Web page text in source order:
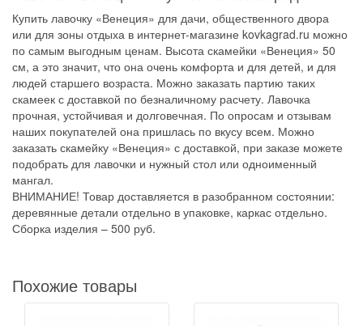
Купить лавочку «Венеция» для дачи, общественного двора
или для зоны отдыха в интернет-магазине kovkagrad.ru можно
по самым выгодным ценам. Высота скамейки «Венеция» 50
см, а это значит, что она очень комфорта и для детей, и для
людей старшего возраста. Можно заказать партию таких
скамеек с доставкой по безналичному расчету. Лавочка
прочная, устойчивая и долговечная. По опросам и отзывам
наших покупателей она пришлась по вкусу всем. Можно
заказать скамейку «Венеция» с доставкой, при заказе можете
подобрать для лавочки и нужный стол или одноименный
мангал.
ВНИМАНИЕ! Товар доставляется в разобранном состоянии:
деревянные детали отдельно в упаковке, каркас отдельно.
Сборка изделия – 500 руб.
Похожие товары